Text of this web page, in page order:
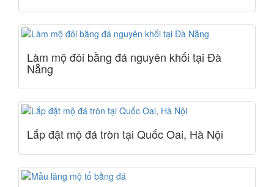
Làm mộ đôi bằng đá nguyên khối tại Đà
Nẵng
Lắp đặt mộ đá tròn tại Quốc Oai, Hà Nội